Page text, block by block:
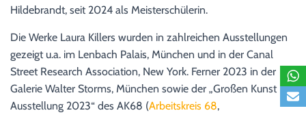
Hildebrandt, seit 2024 als Meisterschülerin.
Die Werke Laura Killers wurden in zahlreichen Ausstellungen
gezeigt u.a. im Lenbach Palais, München und in der Canal
Street Research Association, New York. Ferner 2023 in der
Galerie Walter Storms, München sowie der „Großen Kunst
Ausstellung 2023“ des AK68 (Arbeitskreis 68,